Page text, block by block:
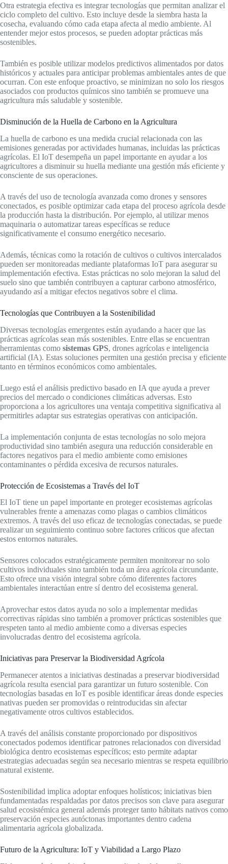
Otra estrategia efectiva es integrar tecnologías que permitan analizar el
ciclo completo del cultivo. Esto incluye desde la siembra hasta la
cosecha, evaluando cómo cada etapa afecta al medio ambiente. Al
entender mejor estos procesos, se pueden adoptar prácticas más
sostenibles.
También es posible utilizar modelos predictivos alimentados por datos
históricos y actuales para anticipar problemas ambientales antes de que
ocurran. Con este enfoque proactivo, se minimizan no solo los riesgos
asociados con productos químicos sino también se promueve una
agricultura más saludable y sostenible.
Disminución de la Huella de Carbono en la Agricultura
La huella de carbono es una medida crucial relacionada con las
emisiones generadas por actividades humanas, incluidas las prácticas
agrícolas. El IoT desempeña un papel importante en ayudar a los
agricultores a disminuir su huella mediante una gestión más eficiente y
consciente de sus operaciones.
A través del uso de tecnología avanzada como drones y sensores
conectados, es posible optimizar cada etapa del proceso agrícola desde
la producción hasta la distribución. Por ejemplo, al utilizar menos
maquinaria o automatizar tareas específicas se reduce
significativamente el consumo energético necesario.
Además, técnicas como la rotación de cultivos o cultivos intercalados
pueden ser monitoreadas mediante plataformas IoT para asegurar su
implementación efectiva. Estas prácticas no solo mejoran la salud del
suelo sino que también contribuyen a capturar carbono atmosférico,
ayudando así a mitigar efectos negativos sobre el clima.
Tecnologías que Contribuyen a la Sostenibilidad
Diversas tecnologías emergentes están ayudando a hacer que las
prácticas agrícolas sean más sostenibles. Entre ellas se encuentran
herramientas como sistemas GPS, drones agrícolas e inteligencia
artificial (IA). Estas soluciones permiten una gestión precisa y eficiente
tanto en términos económicos como ambientales.
Luego está el análisis predictivo basado en IA que ayuda a prever
precios del mercado o condiciones climáticas adversas. Esto
proporciona a los agricultores una ventaja competitiva significativa al
permitirles adaptar sus estrategias operativas con anticipación.
La implementación conjunta de estas tecnologías no solo mejora
productividad sino también asegura una reducción considerable en
factores negativos para el medio ambiente como emisiones
contaminantes o pérdida excesiva de recursos naturales.
Protección de Ecosistemas a Través del IoT
El IoT tiene un papel importante en proteger ecosistemas agrícolas
vulnerables frente a amenazas como plagas o cambios climáticos
extremos. A través del uso eficaz de tecnologías conectadas, se puede
realizar un seguimiento continuo sobre factores críticos que afectan
estos entornos naturales.
Sensores colocados estratégicamente permiten monitorear no solo
cultivos individuales sino también toda un área agrícola circundante.
Esto ofrece una visión integral sobre cómo diferentes factores
ambientales interactúan entre sí dentro del ecosistema general.
Aprovechar estos datos ayuda no solo a implementar medidas
correctivas rápidas sino también a promover prácticas sostenibles que
respeten tanto al medio ambiente como a diversas especies
involucradas dentro del ecosistema agrícola.
Iniciativas para Preservar la Biodiversidad Agrícola
Permanecer atentos a iniciativas destinadas a preservar biodiversidad
agrícola resulta esencial para garantizar un futuro sostenible. Con
tecnologías basadas en IoT es posible identificar áreas donde especies
nativas pueden ser promovidas o reintroducidas sin afectar
negativamente otros cultivos establecidos.
A través del análisis constante proporcionado por dispositivos
conectados podemos identificar patrones relacionados con diversidad
biológica dentro ecosistemas específicos; esto permite adaptar
estrategias adecuadas según sea necesario mientras se respeta equilibrio
natural existente.
Sostenibilidad implica adoptar enfoques holísticos; iniciativas bien
fundamentadas respaldadas por datos precisos son clave para asegurar
salud ecosistémica general además proteger tanto hábitats nativos como
preservación especies autóctonas importantes dentro cadena
alimentaria agrícola globalizada.
Futuro de la Agricultura: IoT y Viabilidad a Largo Plazo